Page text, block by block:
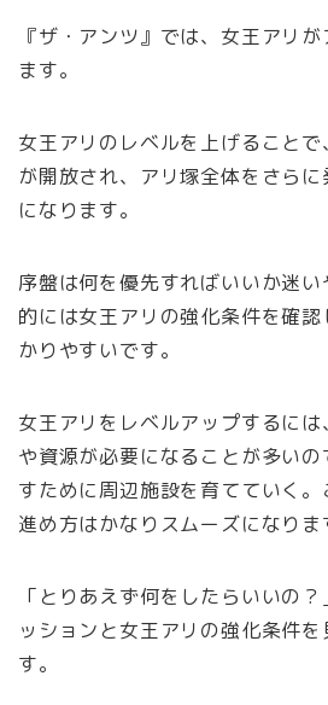
『ザ・アンツ』では、女王アリ
ます。
女王アリのレベルを上げること
が開放され、アリ塚全体をさら
になります。
序盤は何を優先すればいいか迷
的には女王アリの強化条件を確
かりやすいです。
女王アリをレベルアップするに
や資源が必要になることが多い
すために周辺施設を育てていく
進め方はかなりスムーズになりま
「とりあえず何をしたらいいの
ッションと女王アリの強化条件
す。